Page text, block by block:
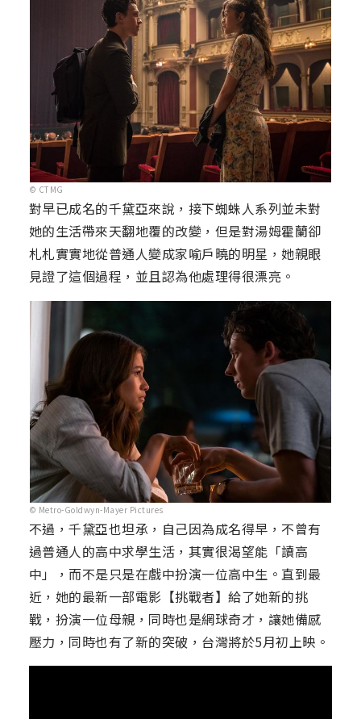
© CTMG
對早已成名的千黛亞來說，接下蜘蛛人系列並未對
她的生活帶來天翻地覆的改變，但是對湯姆霍蘭卻
札札實實地從普通人變成家喻戶曉的明星，她親眼
見證了這個過程，並且認為他處理得很漂亮。
© Metro-Goldwyn-Mayer Pictures
不過，千黛亞也坦承，自己因為成名得早，不曾有
過普通人的高中求學生活，其實很渴望能「讀高
中」，而不是只是在戲中扮演一位高中生。直到最
近，她的最新一部電影【挑戰者】給了她新的挑
戰，扮演一位母親，同時也是網球奇才，讓她備感
壓力，同時也有了新的突破，台灣將於5月初上映。